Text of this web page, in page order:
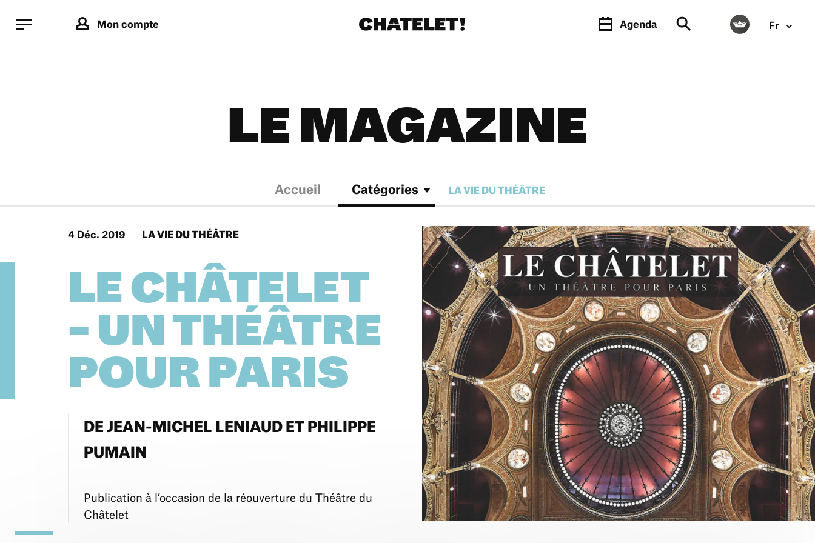
Mon compte Agenda Fr
LE MAGAZINE
Accueil Catégories LA VIE DU THÉÂTRE
4 Déc. 2019 LA VIE DU THÉÂTRE
LE CHÂTELET
- UN THÉÂTRE
POUR PARIS
DE JEAN-MICHEL LENIAUD ET PHILIPPE
PUMAIN
Publication à l’occasion de la réouverture du Théâtre du
Châtelet